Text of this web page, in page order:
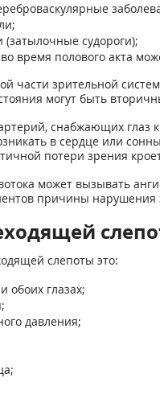
судороги);
время полового акта
части зрительной
могут быть
снабжающих
в сердце или
потери зрения
может вызывать
причины
слепоты это:
обоих глазах;
давления;